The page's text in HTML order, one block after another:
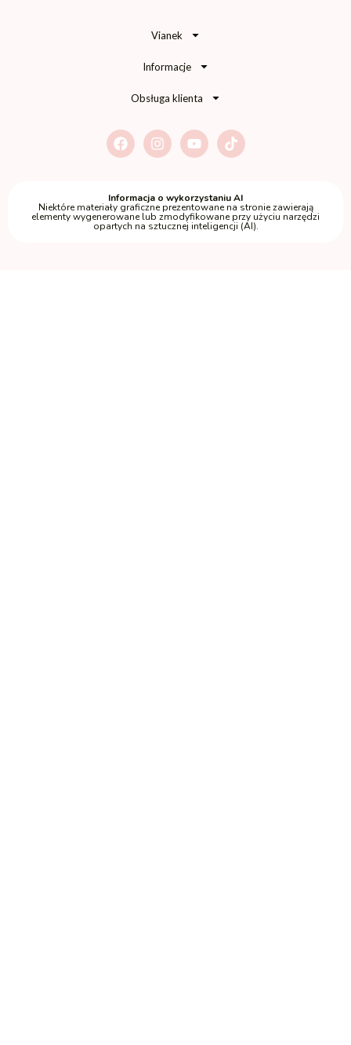
Vianek
Informacje
Obsługa klienta
Informacja o wykorzystaniu AI
Niektóre materiały graficzne prezentowane na stronie zawierają
elementy wygenerowane lub zmodyfikowane przy użyciu narzędzi
opartych na sztucznej inteligencji (AI).